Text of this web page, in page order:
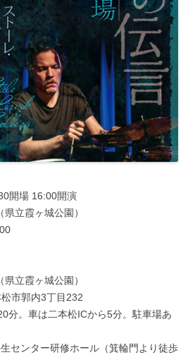
開場 16:00開演
立霞ヶ城公園）
立霞ヶ城公園）
市郭内3丁目232
分。車は二本松ICから5分。駐車場あ
センター研修ホール（箕輪門より徒歩